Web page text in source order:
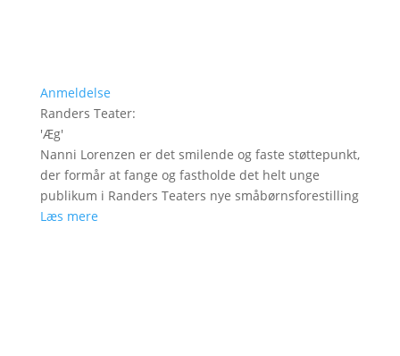
Anmeldelse
Randers Teater:
'Æg'
Nanni Lorenzen er det smilende og faste støttepunkt,
der formår at fange og fastholde det helt unge
publikum i Randers Teaters nye småbørnsforestilling
Læs mere